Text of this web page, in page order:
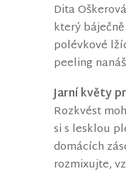
Dita
který
polévkové
peeling
Jarní květy
Rozkvést
si s lesklou
domácích
rozmixujte,